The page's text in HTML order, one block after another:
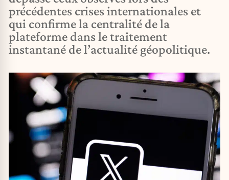
précédentes crises internationales et
qui confirme la centralité de la
plateforme dans le traitement
instantané de l’actualité géopolitique.